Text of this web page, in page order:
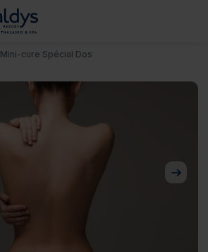
Mini-cure Spécial Dos